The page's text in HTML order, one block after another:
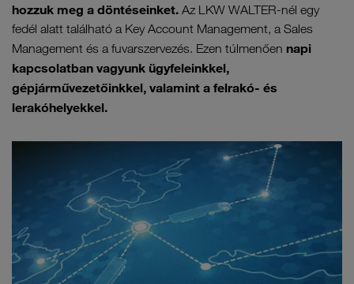
hozzuk meg a döntéseinket. Az LKW WALTER-nél egy
fedél alatt található a Key Account Management, a Sales
Management és a fuvarszervezés. Ezen túlmenően napi
kapcsolatban vagyunk ügyfeleinkkel,
gépjárművezetőinkkel, valamint a felrakó- és
lerakóhelyekkel.